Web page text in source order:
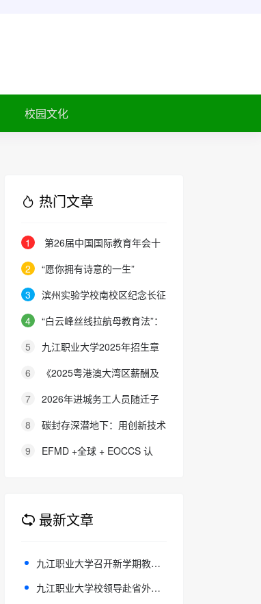
校园文化
热门文章
1
第26届中国国际教育年会十
月在京启幕
2
“愿你拥有诗意的一生”
3
滨州实验学校南校区纪念长征
胜利89周年 公益微电影《被手机
4
“白云峰丝线拉航母教育法”：
撬动高中 教育教学方式变化的必
5
九江职业大学2025年招生章
程
6
《2025粤港澳大湾区薪酬及
福利调查》公布结果 大湾区各地
级管理层离职率自2018年移民潮
后今年首现显著下降
7
2026年进城务工人员随迁子
女在京参加高等职业学校招生考试
8
碳封存深潜地下：用创新技术
铺就碳中和之路
9
EFMD +全球 + EOCCS 认
最新文章
九江职业大学召开新学期教科研工作布置会
九江职业大学校领导赴省外兄弟学校考察调研党建工作